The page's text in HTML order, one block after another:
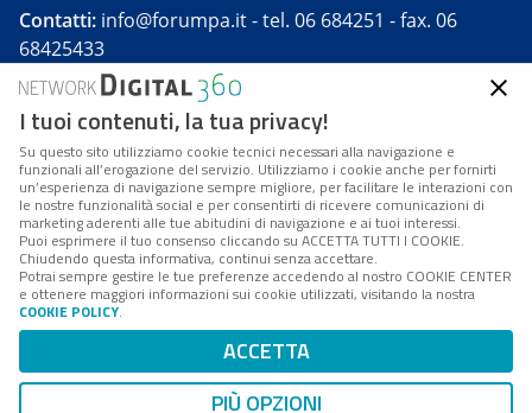
Contatti: info@forumpa.it- tel. 06 684251 - fax. 06
68425433
Forumpa.itè una pubblicazione telematica iscritta
presso Registro della stampa del Tribunale di Roma -
Reg. n. 182 del 2 maggio 2008 - Direttore resp. Michela
Stentella
FPA s.r.l. è società soggetta a Direzione e
Coordinamento da parte di Digital360 S.p.A. - FPA s.r.l.
è un'azienda certificata per il sistema di management
Codice Fiscale/Partita IVA n. 10693191008 - R.E.A. Roma
n. 1249791. ISP AWS
Mappa del sito
I tuoi contenuti, la tua privacy!
Su questo sito utilizziamo cookie tecnici necessari alla navigazione e
funzionali all’erogazione del servizio. Utilizziamo i cookie anche per fornirti
un’esperienza di navigazione sempre migliore, per facilitare le interazioni con
le nostre funzionalità social e per consentirti di ricevere comunicazioni di
marketing aderenti alle tue abitudini di navigazione e ai tuoi interessi.
Puoi esprimere il tuo consenso cliccando su ACCETTA TUTTI I COOKIE.
Chiudendo questa informativa, continui senza accettare.
Potrai sempre gestire le tue preferenze accedendo al nostro COOKIE CENTER
e ottenere maggiori informazioni sui cookie utilizzati, visitando la nostra
COOKIE POLICY.
ACCETTA
PIÙ OPZIONI